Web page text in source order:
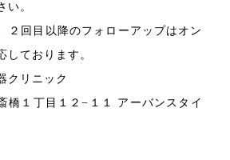
い。
２回目以降のフォローアップはオン
しております。
クリニック
橋１丁目１２−１１ アーバンスタイ